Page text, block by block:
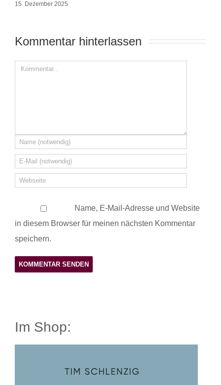
15. Dezember 2025
Kommentar hinterlassen
Name, E-Mail-Adresse und Website
in diesem Browser für meinen nächsten Kommentar
speichern.
Im Shop: